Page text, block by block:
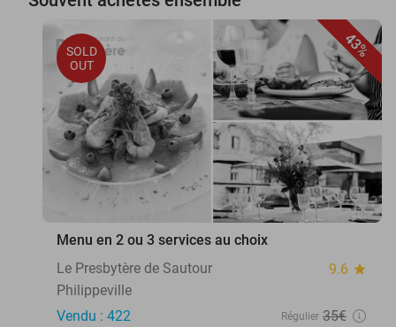
43%
SOLD
OUT
Menu en 2 ou 3 services au choix
Le Presbytère de Sautour
9.6 star
Philippeville
Vendu : 422
Régulier 35€